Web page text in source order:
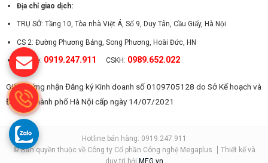
Địa chỉ giao dịch:
TRỤ SỞ: Tầng 10, Tòa nhà Việt Á, Số 9, Duy Tân, Cầu Giấy, Hà Nội
CS 2: Đường Phương Bảng, Song Phương, Hoài Đức, HN
Hotline: 0919.247.911 CSKH: 0989.652.022
Giấy chứng nhận Đăng ký Kinh doanh số 0109705128 do Sở Kế hoạch và
Đầu tư Thành phố Hà Nội cấp ngày 14/07/2021
Hotline bán hàng: 0919.247.911
© Bản quyền thuộc về Công ty Cổ phần Công nghệ Megaplus
Thiết kế và
duy trì bởi MEG.vn